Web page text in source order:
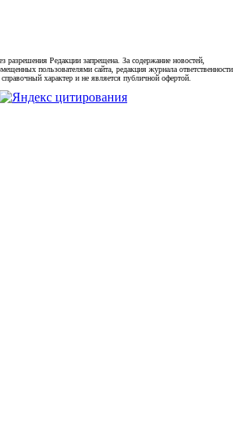
разрешения Редакции запрещена. За содержание новостей,
пользователями сайта, редакция журнала ответственности
характер и не является публичной офертой.